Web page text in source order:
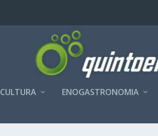
CULTURA ENOGASTRONOMIA